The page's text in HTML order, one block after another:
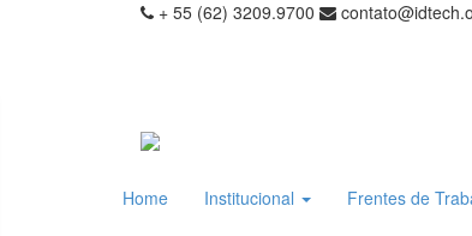
+ 55 (62) 3209.9700
Home Institucional Frentes de